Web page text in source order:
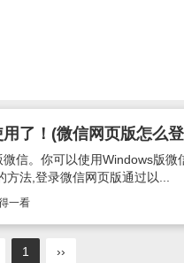
了！(微信网页版怎么
信。你可以使用Windows版
法,登录微信网页版通过以...
一看
1 ››